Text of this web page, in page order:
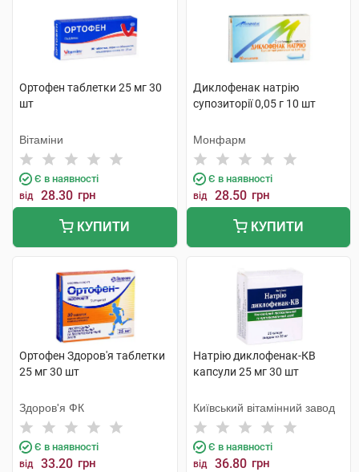
Ортофен таблетки 25 мг 30
шт
Вітаміни
Є в наявності
від 28.30 грн
КУПИТИ
Диклофенак натрію
супозиторії 0,05 г 10 шт
Монфарм
Є в наявності
від 28.50 грн
КУПИТИ
Ортофен Здоров'я таблетки
25 мг 30 шт
Здоров'я ФК
Є в наявності
від 33.20 грн
Натрію диклофенак-КВ
капсули 25 мг 30 шт
Київський вітамінний завод
Є в наявності
від 36.80 грн